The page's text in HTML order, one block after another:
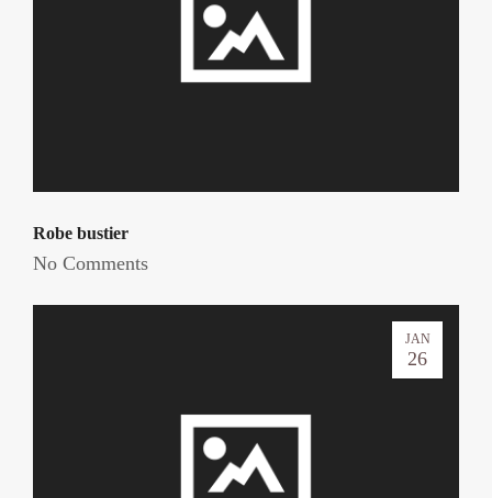
Robe bustier
No Comments
JAN
26